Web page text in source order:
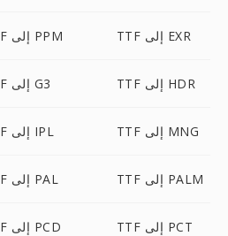
TTF إلى PPM TTF إلى EXR
TTF إلى G3 TTF إلى HDR
TTF إلى IPL TTF إلى MNG
TTF إلى PAL TTF إلى PALM
TTF إلى PCD TTF إلى PCT